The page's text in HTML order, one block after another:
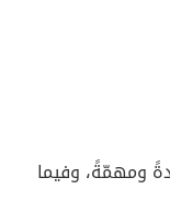
ومهمّةً، وفيما